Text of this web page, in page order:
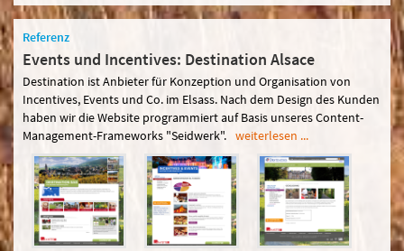
Referenz
Events und Incentives: Destination Alsace
Destination ist Anbieter für Konzeption und Organisation von
Incentives, Events und Co. im Elsass. Nach dem Design des Kunden
haben wir die Website programmiert auf Basis unseres Content-
Management-Frameworks "Seidwerk". weiterlesen ...